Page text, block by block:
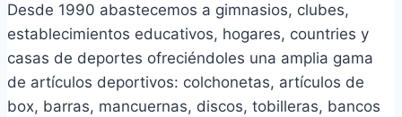
Desde 1990 abastecemos a gimnasios, clubes,
establecimientos educativos, hogares, countries y
casas de deportes ofreciéndoles una amplia gama
de artículos deportivos: colchonetas, artículos de
box, barras, mancuernas, discos, tobilleras, bancos